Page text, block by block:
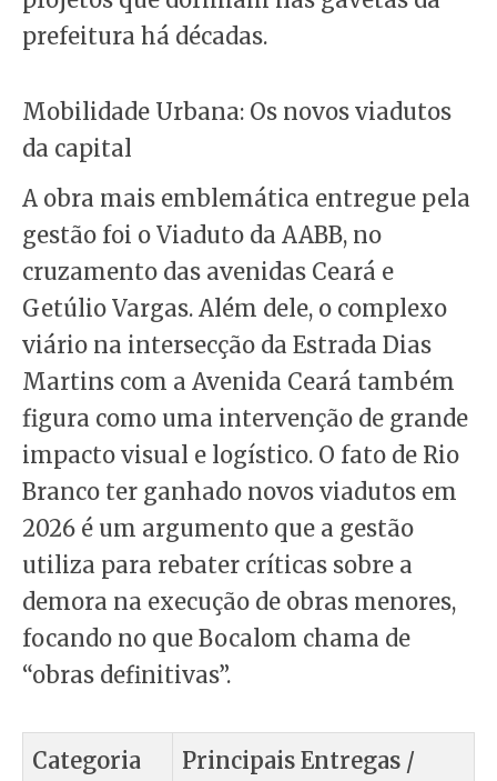
prefeitura há décadas.
Mobilidade Urbana: Os novos viadutos
da capital
A obra mais emblemática entregue pela
gestão foi o Viaduto da AABB, no
cruzamento das avenidas Ceará e
Getúlio Vargas. Além dele, o complexo
viário na intersecção da Estrada Dias
Martins com a Avenida Ceará também
figura como uma intervenção de grande
impacto visual e logístico. O fato de Rio
Branco ter ganhado novos viadutos em
2026 é um argumento que a gestão
utiliza para rebater críticas sobre a
demora na execução de obras menores,
focando no que Bocalom chama de
“obras definitivas”.
Categoria
Principais Entregas /